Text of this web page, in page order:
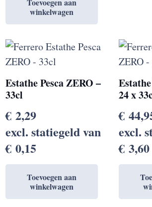
winkelwagen
Estathe Pesca ZERO –
33cl
€ 2,29
excl. statiegeld van
€ 0,15
Toevoegen aan
winkelwagen
24 x
€
excl.
€ 3,60